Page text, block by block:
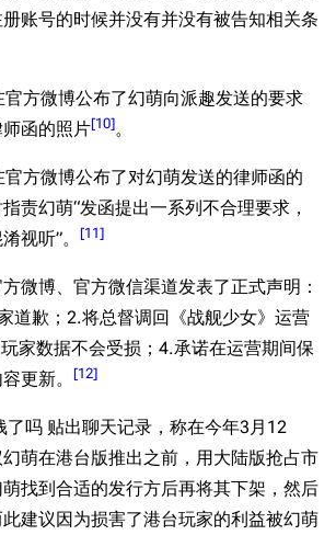
账号的时候并没有并没有被告知相关条
方微博公布了幻萌向派趣发送的要求
函的照片[10]。
方微博公布了对幻萌发送的律师函的
责幻萌“发函提出一系列不合理要求，
视听”。
[11]
微博、官方微信渠道发表了正式声明：
道歉；2.将总督调回《战舰少女》运营
家数据不会受损；4.承诺在运营期间保
更新。
[12]
了吗 贴出聊天记录，称在今年3月12
萌在港台版推出之前，用大陆版抢占市
找到合适的发行方后再将其下架，然后
建议因为损害了港台玩家的利益被幻萌